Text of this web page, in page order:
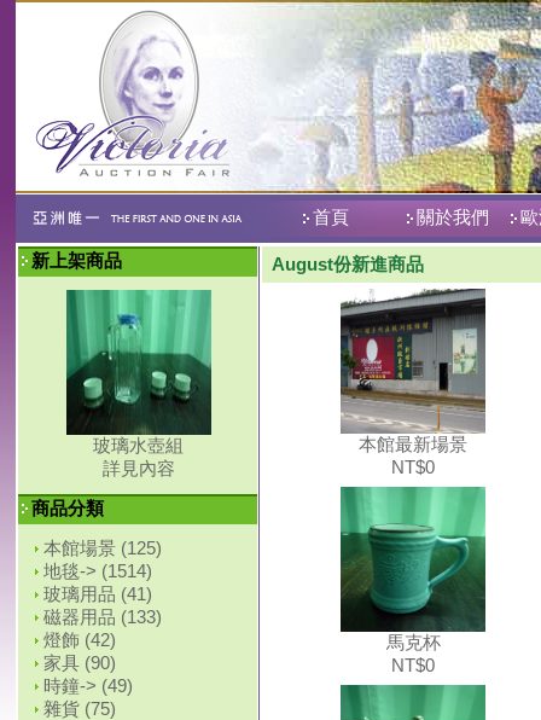
首頁 關於我們
新上架商品
玻璃水壺組
詳見內容
商品分類
本館場景(125)
地毯-> (1514)
玻璃用品 (41)
磁器用品 (133)
燈飾 (42)
家具(90)
時鐘-> (49)
雜貨(75)
August份新進商品
本館最新場景
NT$0
馬克杯
NT$0